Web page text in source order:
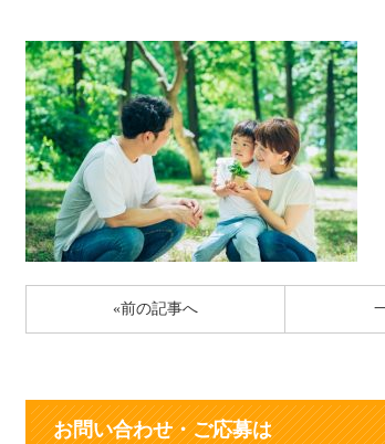
«前の記事へ
お問い合わせ・ご応募は